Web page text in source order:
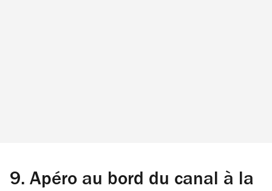
9. Apéro au bord du canal à la